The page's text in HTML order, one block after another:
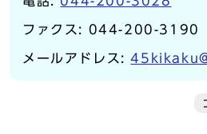
ファクス: 044-200-3190
メールアドレス: